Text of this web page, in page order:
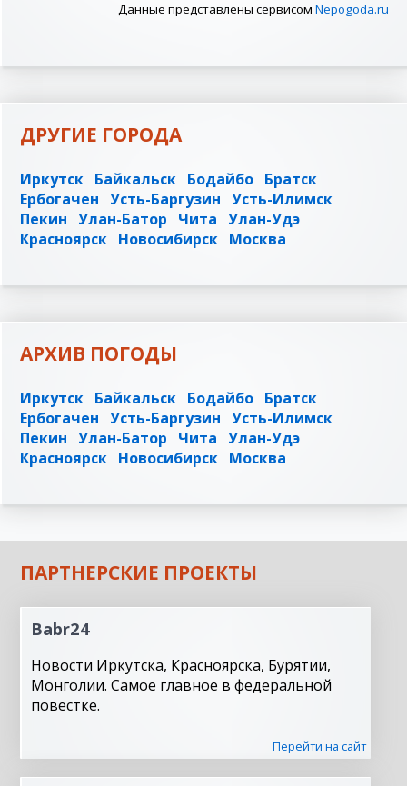
Данные представлены сервисом Nepogoda.ru
ДРУГИЕ ГОРОДА
Иркутск Байкальск Бодайбо Братск
Ербогачен Усть-Баргузин Усть-Илимск
Пекин Улан-Батор Чита Улан-Удэ
Красноярск Новосибирск Москва
АРХИВ ПОГОДЫ
Иркутск Байкальск Бодайбо Братск
Ербогачен Усть-Баргузин Усть-Илимск
Пекин Улан-Батор Чита Улан-Удэ
Красноярск Новосибирск Москва
ПАРТНЕРСКИЕ ПРОЕКТЫ
Babr24
Новости Иркутска, Красноярска, Бурятии,
Монголии. Самое главное в федеральной
повестке.
Перейти на сайт